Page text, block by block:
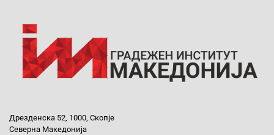
Дрезденска 52, 1000, Скопје
Северна Македонија